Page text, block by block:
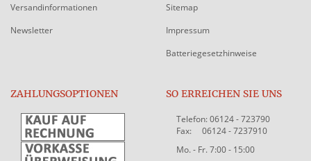
Versandinformationen
Newsletter
Sitemap
Impressum
Batteriegesetzhinweise
ZAHLUNGSOPTIONEN SO ERREICHEN SIE UNS
Telefon: 06124 - 723790
Fax: 06124 - 7237910
Mo. - Fr. 7:00 - 15:00